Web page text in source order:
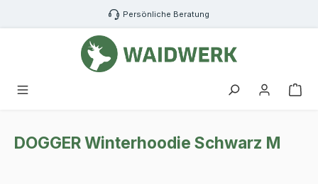
Zum Hauptinhalt springen Persönliche Beratung
DOGGER Winterhoodie Schwarz M